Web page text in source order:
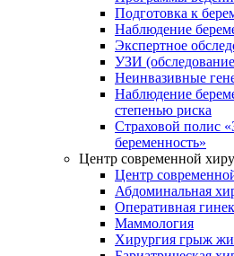
Подготовка к
Наблюдение
Экспертное
УЗИ
Неинвазивные
Наблюдение
степенью риска
Страховой полис
беременность»
Центр современной
Центр
Абдоминальная
Оперативная
Маммология
Хирургия грыж